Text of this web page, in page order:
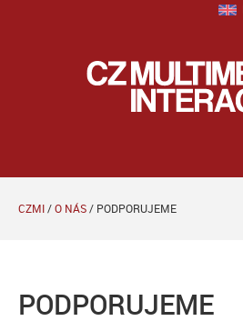
CZMI/O NÁS/ PODPORUJEME
PODPORUJEME